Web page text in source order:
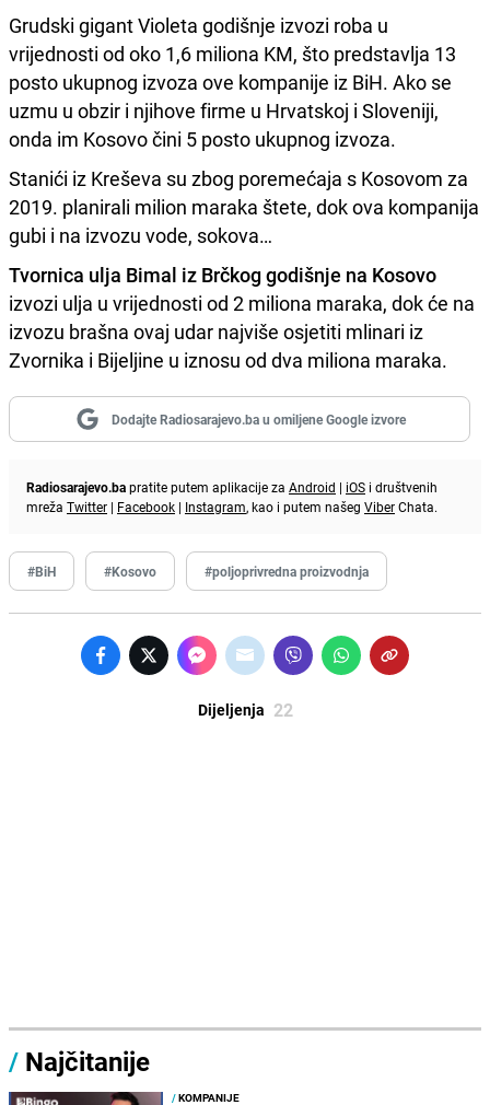
Grudski gigant Violeta godišnje izvozi roba u
vrijednosti od oko 1,6 miliona KM, što predstavlja 13
posto ukupnog izvoza ove kompanije iz BiH. Ako se
uzmu u obzir i njihove firme u Hrvatskoj i Sloveniji,
onda im Kosovo čini 5 posto ukupnog izvoza.
Stanići iz Kreševa su zbog poremećaja s Kosovom za
2019. planirali milion maraka štete, dok ova kompanija
gubi i na izvozu vode, sokova…
Tvornica ulja Bimal iz Brčkog godišnje na Kosovo
izvozi ulja u vrijednosti od 2 miliona maraka, dok će na
izvozu brašna ovaj udar najviše osjetiti mlinari iz
Zvornika i Bijeljine u iznosu od dva miliona maraka.
Dodajte Radiosarajevo.ba u omiljene Google izvore
Radiosarajevo.bapratite putem aplikacije za Android | iOS i društvenih
mreža Twitter | Facebook | Instagram, kao i putem našeg ViberChata.
#BiH #Kosovo #poljoprivredna proizvodnja
Dijeljenja 22
/ Najčitanije
/KOMPANIJE